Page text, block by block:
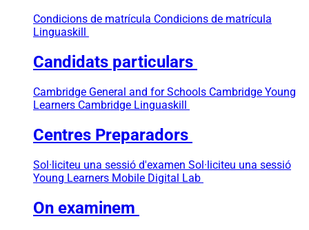
Condicions de matrícula Condicions de matrícula
Linguaskill
Candidats particulars
Cambridge General and for Schools Cambridge Young
Learners Cambridge Linguaskill
Centres Preparadors
Sol·liciteu una sessió d'examen Sol·liciteu una sessió
Young Learners Mobile Digital Lab
On examinem